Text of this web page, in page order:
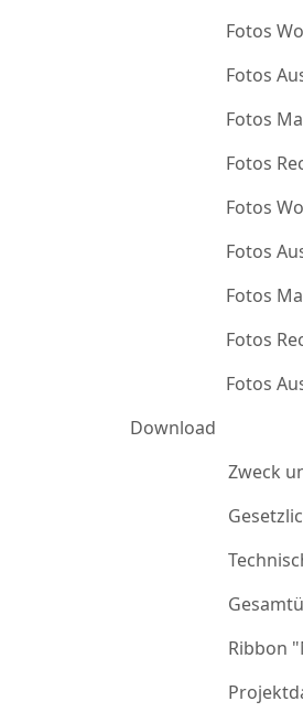
Fotos
Fotos
Fotos
Fotos
Fotos
Fotos
Fotos
Fotos
Fotos
Download
Zweck
Ribbon